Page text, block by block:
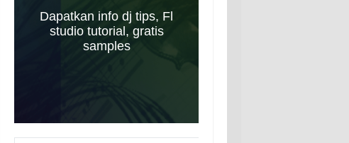
Dapatkan info dj tips, Fl
studio tutorial, gratis
samples